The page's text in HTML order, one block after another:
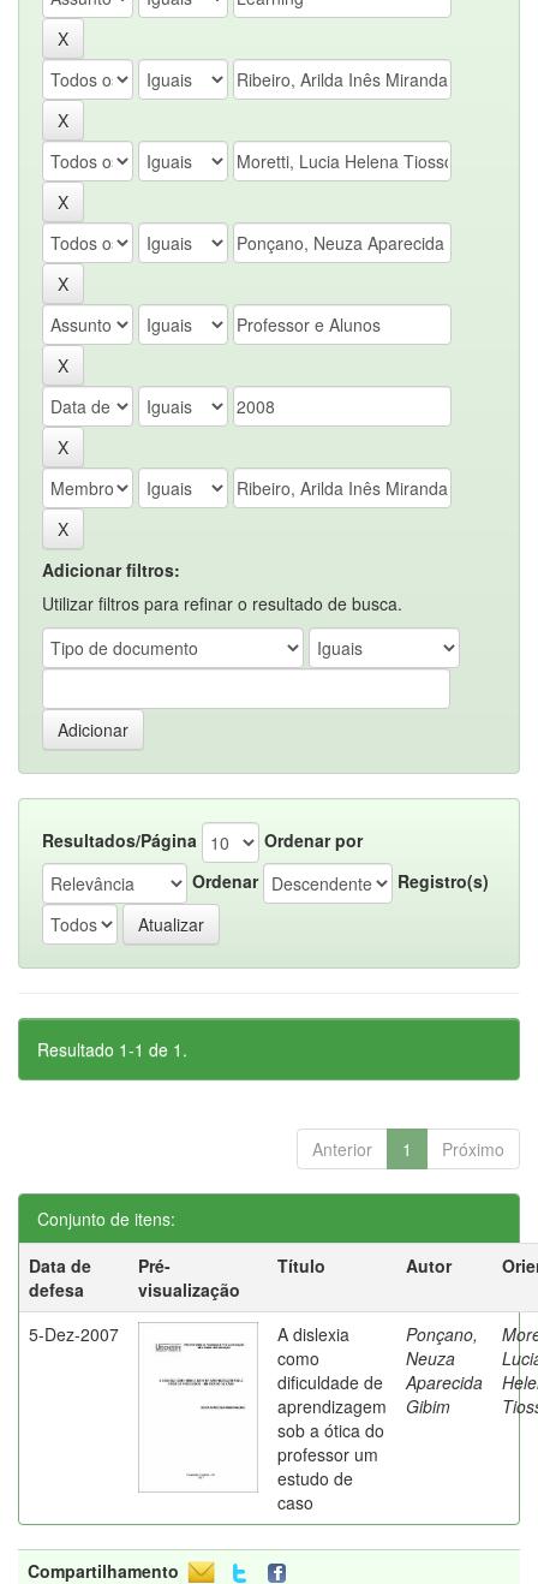
Adicionar filtros:
Utilizar filtros para refinar o resultado de busca.
Resultados/Página
Ordenar por
Ordenar
Registro(s)
Resultado 1-1 de 1.
Anterior 1 Próximo
Conjunto de itens:
Data de
defesa
Pré-
visualização
Título Autor
5-Dez-2007
A dislexia
como
dificuldade de
aprendizagem
sob a ótica do
professor um
estudo de
caso
Ponçano,
Neuza
Aparecida
Gibim
Compartilhamento